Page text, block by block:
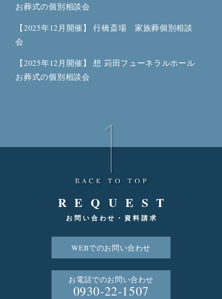
お葬式の個別相談会
【2025年12月開催】 行橋斎場 家族葬個別相談
会
【2025年12月開催】 想 苅田フューネラルホール
お葬式の個別相談会
REQUEST
お問い合わせ・資料請求
WEBでのお問い合わせ
お電話でのお問い合わせ
0930-22-1507